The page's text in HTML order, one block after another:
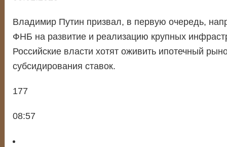
Владимир Путин призвал, в первую очередь,
ФНБ на развитие и реализацию крупных
Российские власти хотят оживить ипотечный
субсидирования ставок.
177
08:57